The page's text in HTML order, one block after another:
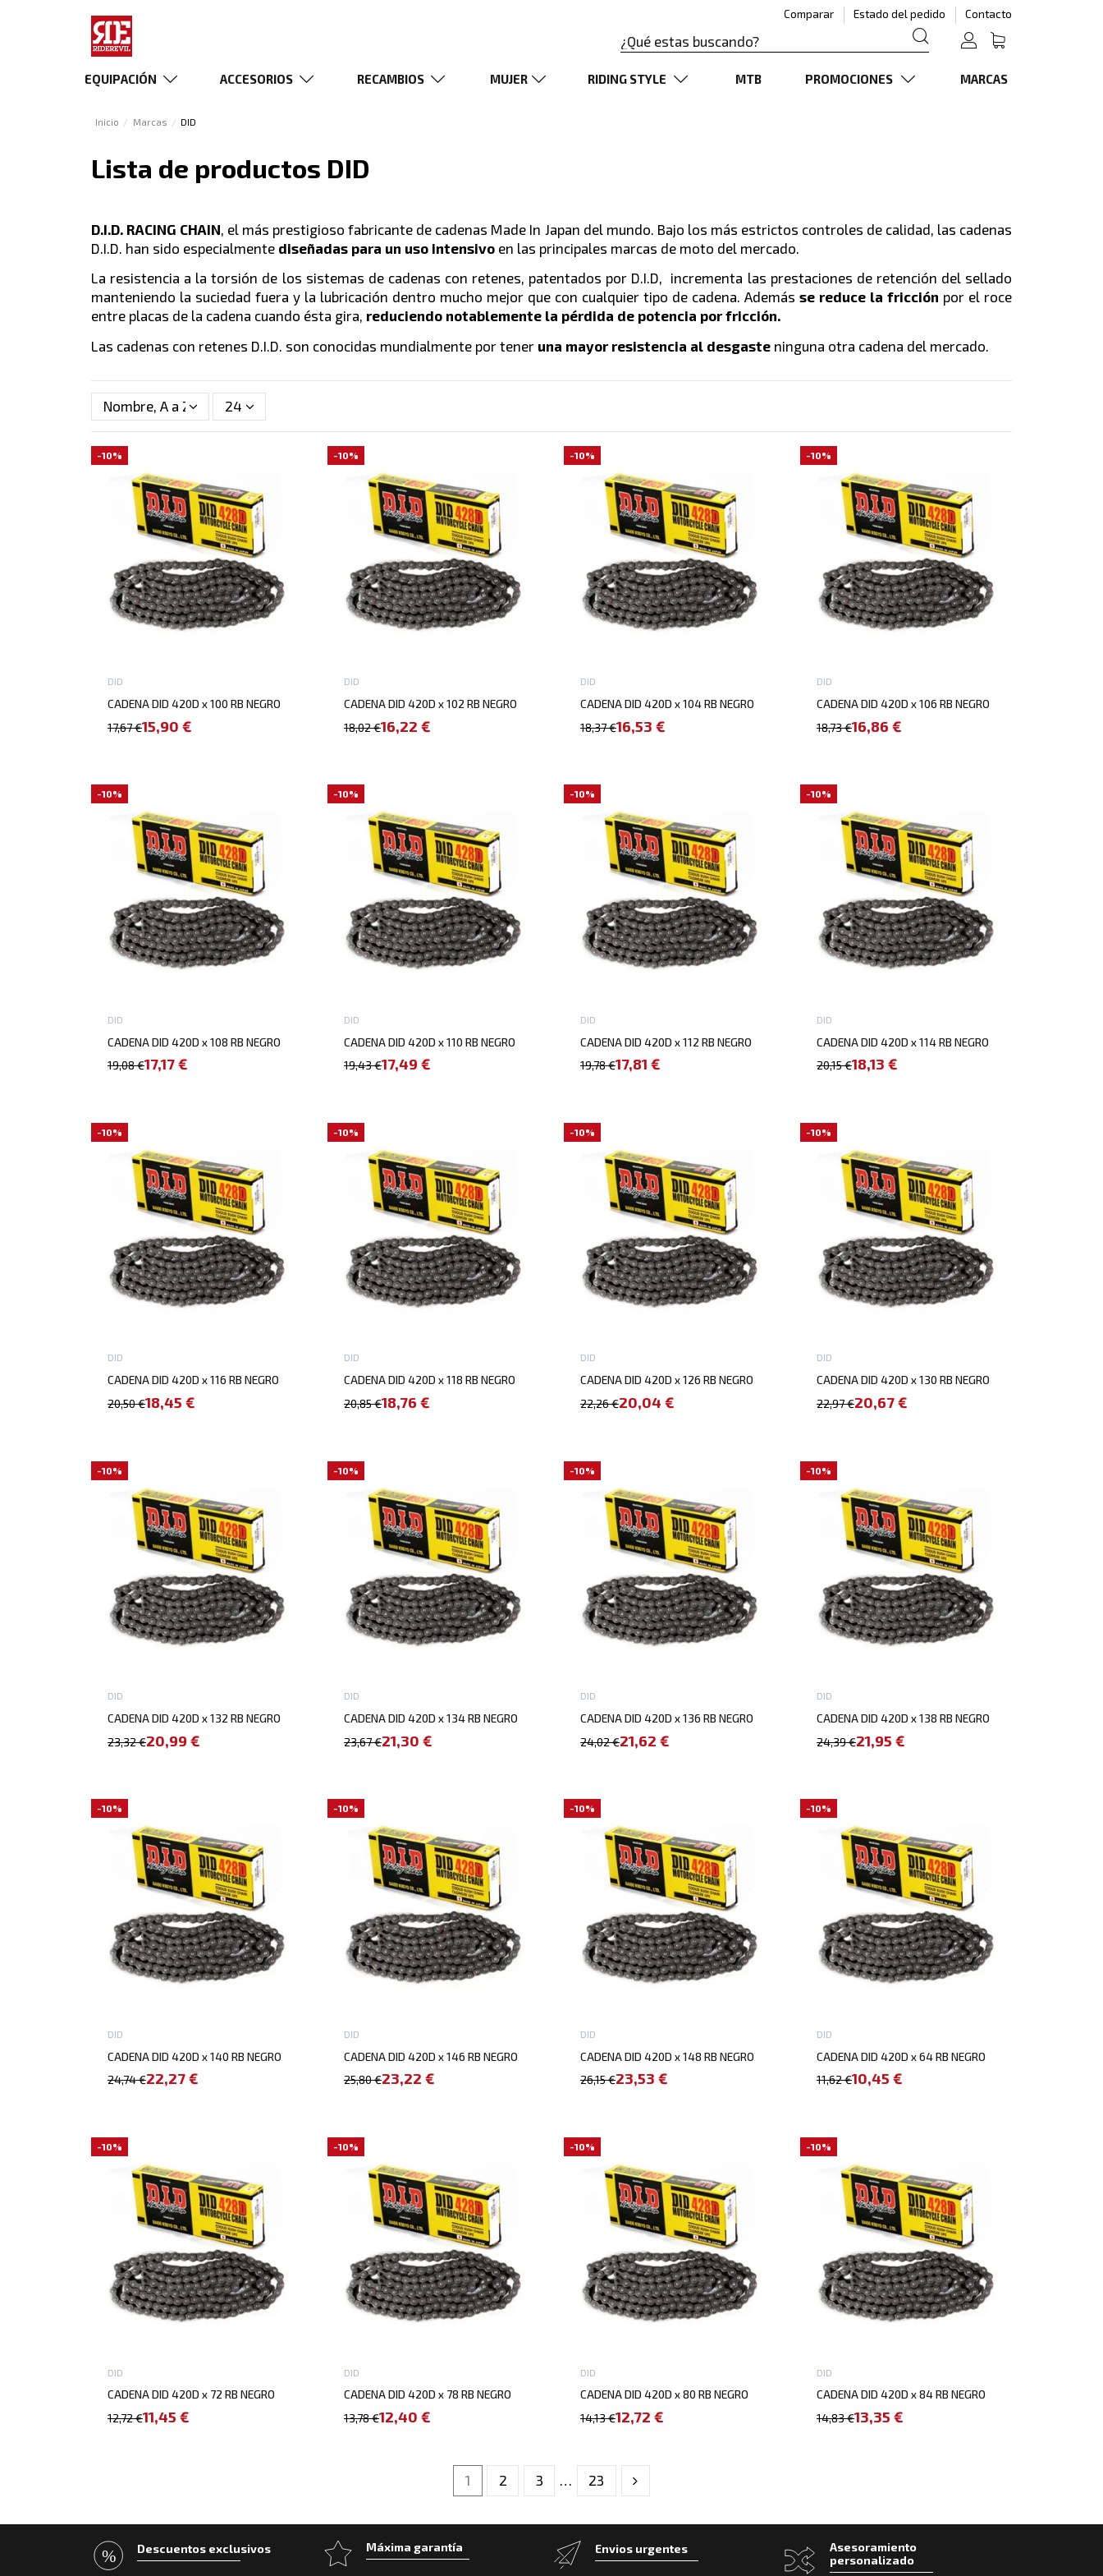
Comparar Estado del pedido Contacto
EQUIPACIÓN ACCESORIOS RECAMBIOS MUJER RIDING STYLE MTB PROMOCIONES MARCAS
Inicio Marcas DID
Lista de productos DID
D.I.D. RACING CHAIN , el más prestigioso fabricante de cadenas Made In Japan del mundo. Bajo los más estrictos controles de calidad, las cadenas
D.I.D. han sido especialmente diseñadas para un uso intensivo en las principales marcas de moto del mercado.
La resistencia a la torsión de los sistemas de cadenas con retenes, patentados por D.I.D, incrementa las prestaciones de retención del sellado
manteniendo la suciedad fuera y la lubricación dentro mucho mejor que con cualquier tipo de cadena. Además se reduce la fricción por el roce
entre placas de la cadena cuando ésta gira, reduciendo notablemente la pérdida de potencia por fricción.
Las cadenas con retenes D.I.D. son conocidas mundialmente por tener una mayor resistencia al desgaste ninguna otra cadena del mercado.
Nombre, A a Z 24
-10%
DID
CADENA DID 420D x 100 RB NEGRO
17,67 €15,90 €
-10%
DID
CADENA DID 420D x 102 RB NEGRO
18,02 €16,22 €
-10%
DID
CADENA DID 420D x 104 RB NEGRO
18,37 €16,53 €
-10%
DID
CADENA DID 420D x 106 RB NEGRO
18,73 €16,86 €
-10%
DID
CADENA DID 420D x 108 RB NEGRO
19,08 €17,17 €
-10%
DID
CADENA DID 420D x 110 RB NEGRO
19,43 €17,49 €
-10%
DID
CADENA DID 420D x 112 RB NEGRO
19,78 €17,81 €
-10%
DID
CADENA DID 420D x 114 RB NEGRO
20,15 €18,13 €
-10%
DID
CADENA DID 420D x 116 RB NEGRO
20,50 €18,45 €
-10%
DID
CADENA DID 420D x 118 RB NEGRO
20,85 €18,76 €
-10%
DID
CADENA DID 420D x 126 RB NEGRO
22,26 €20,04 €
-10%
DID
CADENA DID 420D x 130 RB NEGRO
22,97 €20,67 €
-10%
DID
CADENA DID 420D x 132 RB NEGRO
23,32 €20,99 €
-10%
DID
CADENA DID 420D x 134 RB NEGRO
23,67 €21,30 €
-10%
DID
CADENA DID 420D x 136 RB NEGRO
24,02 €21,62 €
-10%
DID
CADENA DID 420D x 138 RB NEGRO
24,39 €21,95 €
-10%
DID
CADENA DID 420D x 140 RB NEGRO
24,74 €22,27 €
-10%
DID
CADENA DID 420D x 146 RB NEGRO
25,80 €23,22 €
-10%
DID
CADENA DID 420D x 148 RB NEGRO
26,15 €23,53 €
-10%
DID
CADENA DID 420D x 64 RB NEGRO
11,62 €10,45 €
-10%
DID
CADENA DID 420D x 72 RB NEGRO
12,72 €11,45 €
-10%
DID
CADENA DID 420D x 78 RB NEGRO
13,78 €12,40 €
-10%
DID
CADENA DID 420D x 80 RB NEGRO
14,13 €12,72 €
-10%
DID
CADENA DID 420D x 84 RB NEGRO
14,83 €13,35 €
1 2 3 … 23
Descuentos exclusivos Máxima garantía Envios urgentes
Asesoramiento
personalizado